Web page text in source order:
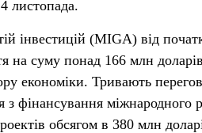
листопада.
інвестицій (MIGA) від
на суму понад 166 млн
економіки. Тривають
з фінансування міжнародного
обсягом в 380 млн